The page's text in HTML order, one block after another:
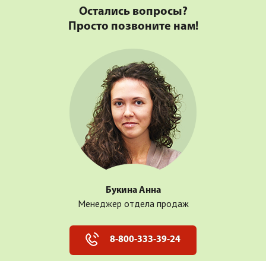
Остались вопросы?
Просто позвоните нам!
Букина Анна
Менеджер отдела продаж
8-800-333-39-24